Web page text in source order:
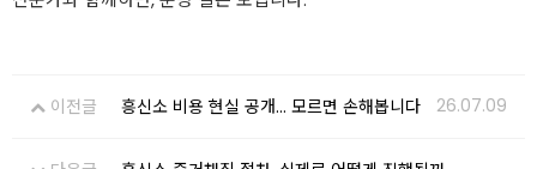
이전글 흥신소 비용 현실 공개… 모르면 손해봅니다 26.07.09